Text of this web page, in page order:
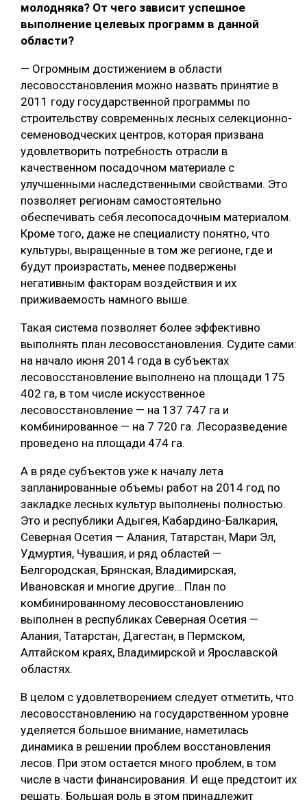
молодняка? От чего зависит успешное
выполнение целевых программ в данной
области?
— Огромным достижением в области
лесовосстановления можно назвать принятие в
2011 году государственной программы по
строительству современных лесных селекционно-
семеноводческих центров, которая призвана
удовлетворить потребность отрасли в
качественном посадочном материале с
улучшенными наследственными свойствами. Это
позволяет регионам самостоятельно
обеспечивать себя лесопосадочным материалом.
Кроме того, даже не специалисту понятно, что
культуры, выращенные в том же регионе, где и
будут произрастать, менее подвержены
негативным факторам воздействия и их
приживаемость намного выше.
Такая система позволяет более эффективно
выполнять план лесовосстановления. Судите сами:
на начало июня 2014 года в субъектах
лесовосстановление выполнено на площади 175
402 га, в том числе искусственное
лесовосстановление — на 137 747 га и
комбинированное — на 7 720 га. Лесоразведение
проведено на площади 474 га.
А в ряде субъектов уже к началу лета
запланированные объемы работ на 2014 год по
закладке лесных культур выполнены полностью.
Это и республики Адыгея, Кабардино-Балкария,
Северная Осетия — Алания, Татарстан, Мари Эл,
Удмуртия, Чувашия, и ряд областей —
Белгородская, Брянская, Владимирская,
Ивановская и многие другие… План по
комбинированному лесовосстановлению
выполнен в республиках Северная Осетия —
Алания, Татарстан, Дагестан, в Пермском,
Алтайском краях, Владимирской и Ярославской
областях.
В целом с удовлетворением следует отметить, что
лесовосстановлению на государственном уровне
уделяется большое внимание, наметилась
динамика в решении проблем восстановления
лесов. При этом остается много проблем, в том
числе в части финансирования. И еще предстоит их
решать. Большая роль в этом принадлежит